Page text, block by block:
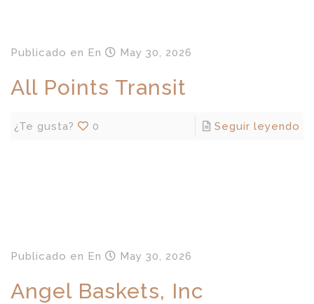
Publicado en En May 30, 2026
All Points Transit
¿Te gusta? 0 Seguir leyendo
Publicado en En May 30, 2026
Angel Baskets, Inc